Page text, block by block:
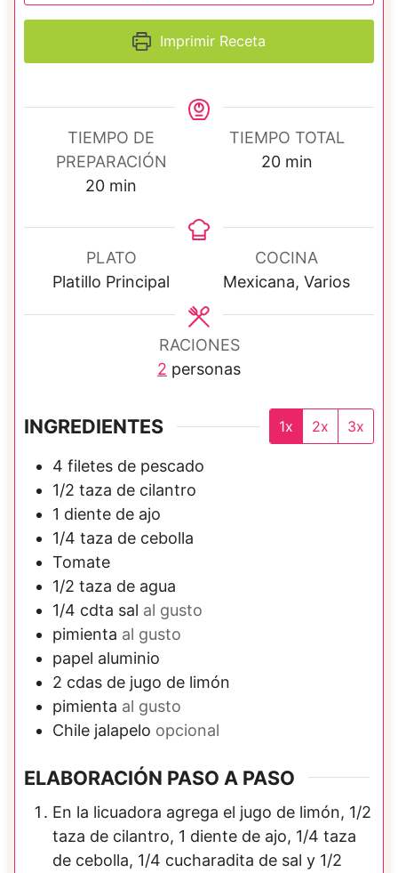
Imprimir Receta
TIEMPO DE
PREPARACIÓN
20m
n
u
t
min
TIEMPO TOTAL
20m
u
t
o
min
PLATO
Platillo Principal
COCINA
Mexicana, Varios
RACIONES
2 personas
INGREDIENTES 1x 2x 3x
4 filetes de pescado
1/2 taza de cilantro
1 diente de ajo
1/4 taza de cebolla
Tomate
1/2 taza de agua
1/4 cdta sal al gusto
pimienta al gusto
papel aluminio
2 cdas de jugo de limón
pimienta al gusto
Chile jalapelo opcional
ELABORACIÓN PASO A PASO
En la licuadora agrega el jugo de limón, 1/2
taza de cilantro, 1 diente de ajo, 1/4 taza
de cebolla, 1/4 cucharadita de sal y 1/2